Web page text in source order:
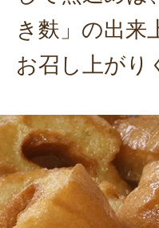
き麩」の出来
お召し上がり